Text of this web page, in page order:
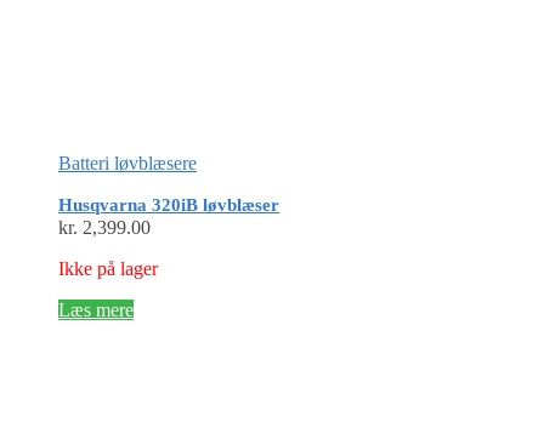
Batteri løvblæsere
Husqvarna 320iB løvblæser
kr. 2,399.00
Ikke på lager
Læs mere